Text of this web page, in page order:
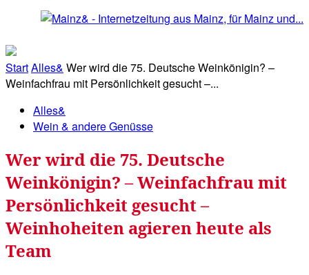
StartAlles& Wer wird die 75. Deutsche Weinkönigin? –
Weinfachfrau mit Persönlichkeit gesucht –...
Alles&
Wein & andere Genüsse
Wer wird die 75. Deutsche
Weinkönigin? – Weinfachfrau mit
Persönlichkeit gesucht –
Weinhoheiten agieren heute als
Team